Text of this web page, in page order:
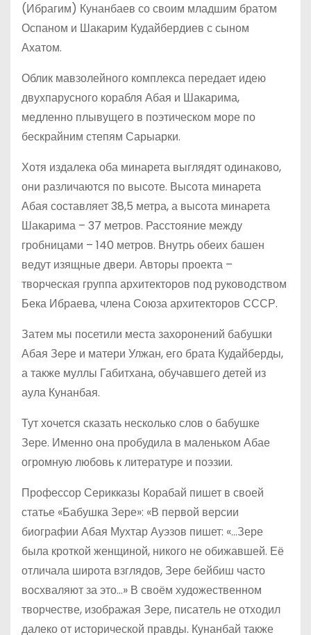
(Ибрагим) Кунанбаев со своим младшим братом
Оспаном и Шакарим Кудайбердиев с сыном
Ахатом.
Облик мавзолейного комплекса передает идею
двухпарусного корабля Абая и Шакарима,
медленно плывущего в поэтическом море по
бескрайним степям Сарыарки.
Хотя издалека оба минарета выглядят одинаково,
они различаются по высоте. Высота минарета
Абая составляет 38,5 метра, а высота минарета
Шакарима – 37 метров. Расстояние между
гробницами – 140 метров. Внутрь обеих башен
ведут изящные двери. Авторы проекта –
творческая группа архитекторов под руководством
Бека Ибраева, члена Союза архитекторов СССР.
Затем мы посетили места захоронений бабушки
Абая Зере и матери Улжан, его брата Кудайберды,
а также муллы Габитхана, обучавшего детей из
аула Кунанбая.
Тут хочется сказать несколько слов о бабушке
Зере. Именно она пробудила в маленьком Абае
огромную любовь к литературе и поэзии.
Профессор Серикказы Корабай пишет в своей
статье «Бабушка Зере»: «В первой версии
биографии Абая Мухтар Ауэзов пишет: «…Зере
была кроткой женщиной, никого не обижавшей. Её
отличала широта взглядов, Зере бейбиш часто
восхваляют за это…» В своём художественном
творчестве, изображая Зере, писатель не отходил
далеко от исторической правды. Кунанбай также